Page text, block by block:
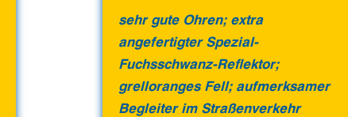
sehr gute Ohren; extra
angefertigter Spezial-
Fuchsschwanz-Reflektor;
grelloranges Fell; aufmerksamer
Begleiter im Straßenverkehr